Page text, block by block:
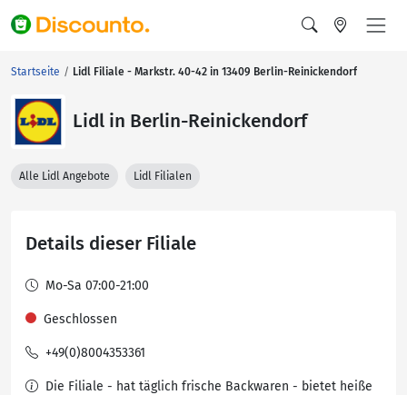
Startseite Lidl Filiale - Markstr. 40-42 in 13409 Berlin-Reinickendorf
Lidl in Berlin-Reinickendorf
Alle Lidl Angebote Lidl Filialen
Details dieser Filiale
Mo-Sa 07:00-21:00
Geschlossen
+49(0)8004353361
Die Filiale - hat täglich frische Backwaren - bietet heiße